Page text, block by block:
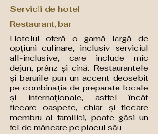
Servicii de hotel
Restaurant, bar
Hotelul oferă o gamă largă de
opțiuni culinare, inclusiv serviciul
all-inclusive, care include mic
dejun, prânz și cină. Restaurantele
și barurile pun un accent deosebit
pe combinația de preparate locale
și internaționale, astfel încât
fiecare oaspete, chiar și fiecare
membru al familiei, poate găsi un
fel de mâncare pe placul său